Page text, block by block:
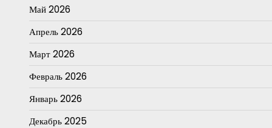
Май 2026
Апрель 2026
Март 2026
Февраль 2026
Январь 2026
Декабрь 2025